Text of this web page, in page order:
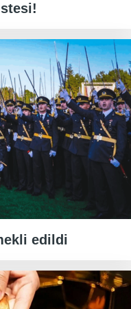
edildi